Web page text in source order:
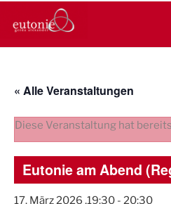
Inhalt
EUTONIE.DE
Lebensbalance durch körperliche
« Alle Veranstaltungen
Diese Veranstaltung hat
Eutonie am Abend
17. März 2026 ,19:30 - 20:30